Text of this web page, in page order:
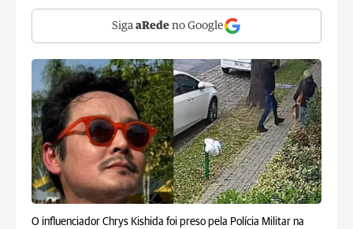
Siga aRede no Google
O influenciador Chrys Kishida foi preso pela Polícia Militar na